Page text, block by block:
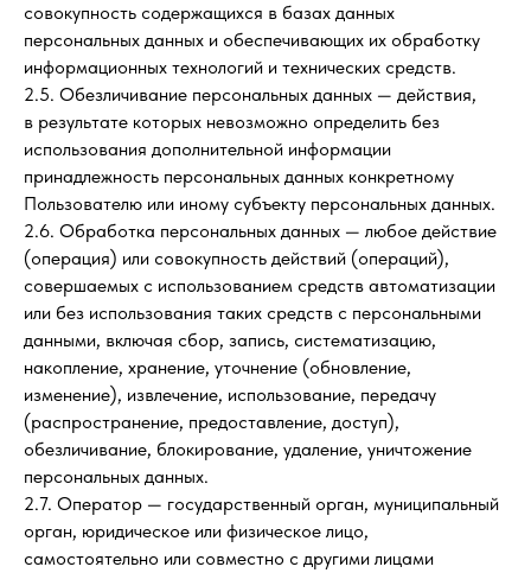
совокупность содержащихся в базах данных
персональных данных и обеспечивающих их обработку
информационных технологий и технических средств.
2.5. Обезличивание персональных данных — действия,
в результате которых невозможно определить без
использования дополнительной информации
принадлежность персональных данных конкретному
Пользователю или иному субъекту персональных данных.
2.6. Обработка персональных данных — любое действие
(операция) или совокупность действий (операций),
совершаемых с использованием средств автоматизации
или без использования таких средств с персональными
данными, включая сбор, запись, систематизацию,
накопление, хранение, уточнение (обновление,
изменение), извлечение, использование, передачу
(распространение, предоставление, доступ),
обезличивание, блокирование, удаление, уничтожение
персональных данных.
2.7. Оператор — государственный орган, муниципальный
орган, юридическое или физическое лицо,
самостоятельно или совместно с другими лицами